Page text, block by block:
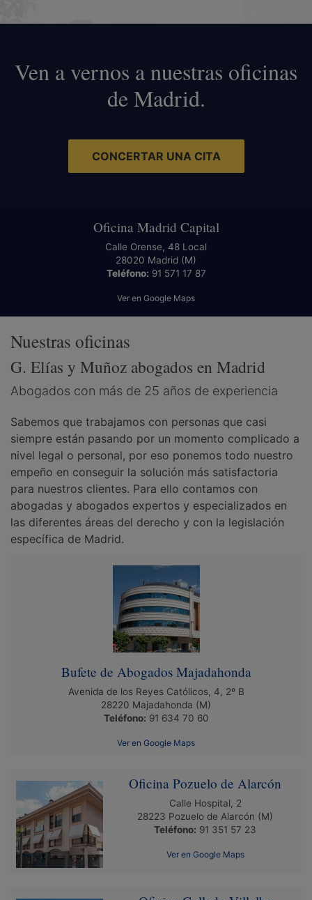
Ven a vernos a nuestras oficinas
de Madrid.
CONCERTAR UNA CITA
Oficina Madrid Capital
Calle Orense, 48 Local
28020 Madrid (M)
Teléfono: 91 571 17 87
Ver en Google Maps
Nuestras oficinas
G. Elías y Muñoz abogados en Madrid
Abogados con más de 25 años de experiencia
Sabemos que trabajamos con personas que casi
siempre están pasando por un momento complicado a
nivel legal o personal, por eso ponemos todo nuestro
empeño en conseguir la solución más satisfactoria
para nuestros clientes. Para ello contamos con
abogadas y abogados expertos y especializados en
las diferentes áreas del derecho y con la legislación
específica de Madrid.
Bufete de Abogados Majadahonda
Avenida de los Reyes Católicos, 4, 2º B
28220 Majadahonda (M)
Teléfono: 91 634 70 60
Ver en Google Maps
Oficina Pozuelo de Alarcón
Calle Hospital, 2
28223 Pozuelo de Alarcón (M)
Teléfono: 91 351 57 23
Ver en Google Maps